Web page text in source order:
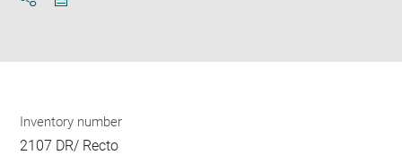
Inventory number
2107 DR/ Recto